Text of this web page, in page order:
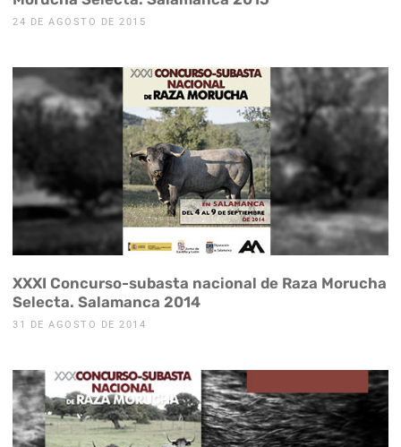
24 DE AGOSTO DE 2015
XXXI Concurso-subasta nacional de Raza Morucha
Selecta. Salamanca 2014
31 DE AGOSTO DE 2014